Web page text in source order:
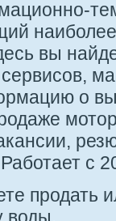
вы
о
с
продать